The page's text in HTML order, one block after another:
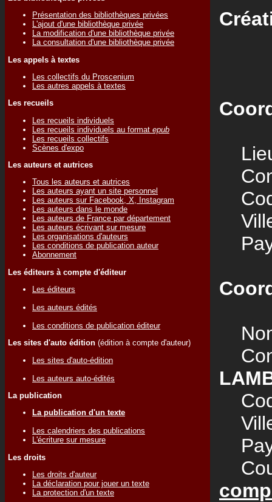
Présentation des bibliothèques privées
L'ajout d'une bibliothèque privée
La modification d'une bibliothèque privée
La consultation d'une bibliothèque privée
Les appels à textes
Les collectifs du Proscenium
Les autres appels à textes
Les recueils
Les recueils individuels
Les recueils individuels au format epub
Les recueils collectifs
Scènes d'expo
Les auteurs et autrices
Tous les auteurs et autrices
Les auteurs ayant un site personnel
Les auteurs sur Facebook, X, Instagram
Les auteurs dans le monde
Les auteurs de France par département
Les auteurs écrivant sur mesure
Les organisations d'auteurs
Les conditions de publication auteur
Abonnement
Les éditeurs à compte d'éditeur
Les éditeurs
Les auteurs édités
Les conditions de publication éditeur
Les sites d'auto édition (édition à compte d'auteur)
Les sites d'auto-édition
Les auteurs auto-édités
La publication
La publication d'un texte
Les calendriers des publications
L'écriture sur mesure
Les droits
Les droits d'auteur
La déclaration pour jouer un texte
La protection d'un texte